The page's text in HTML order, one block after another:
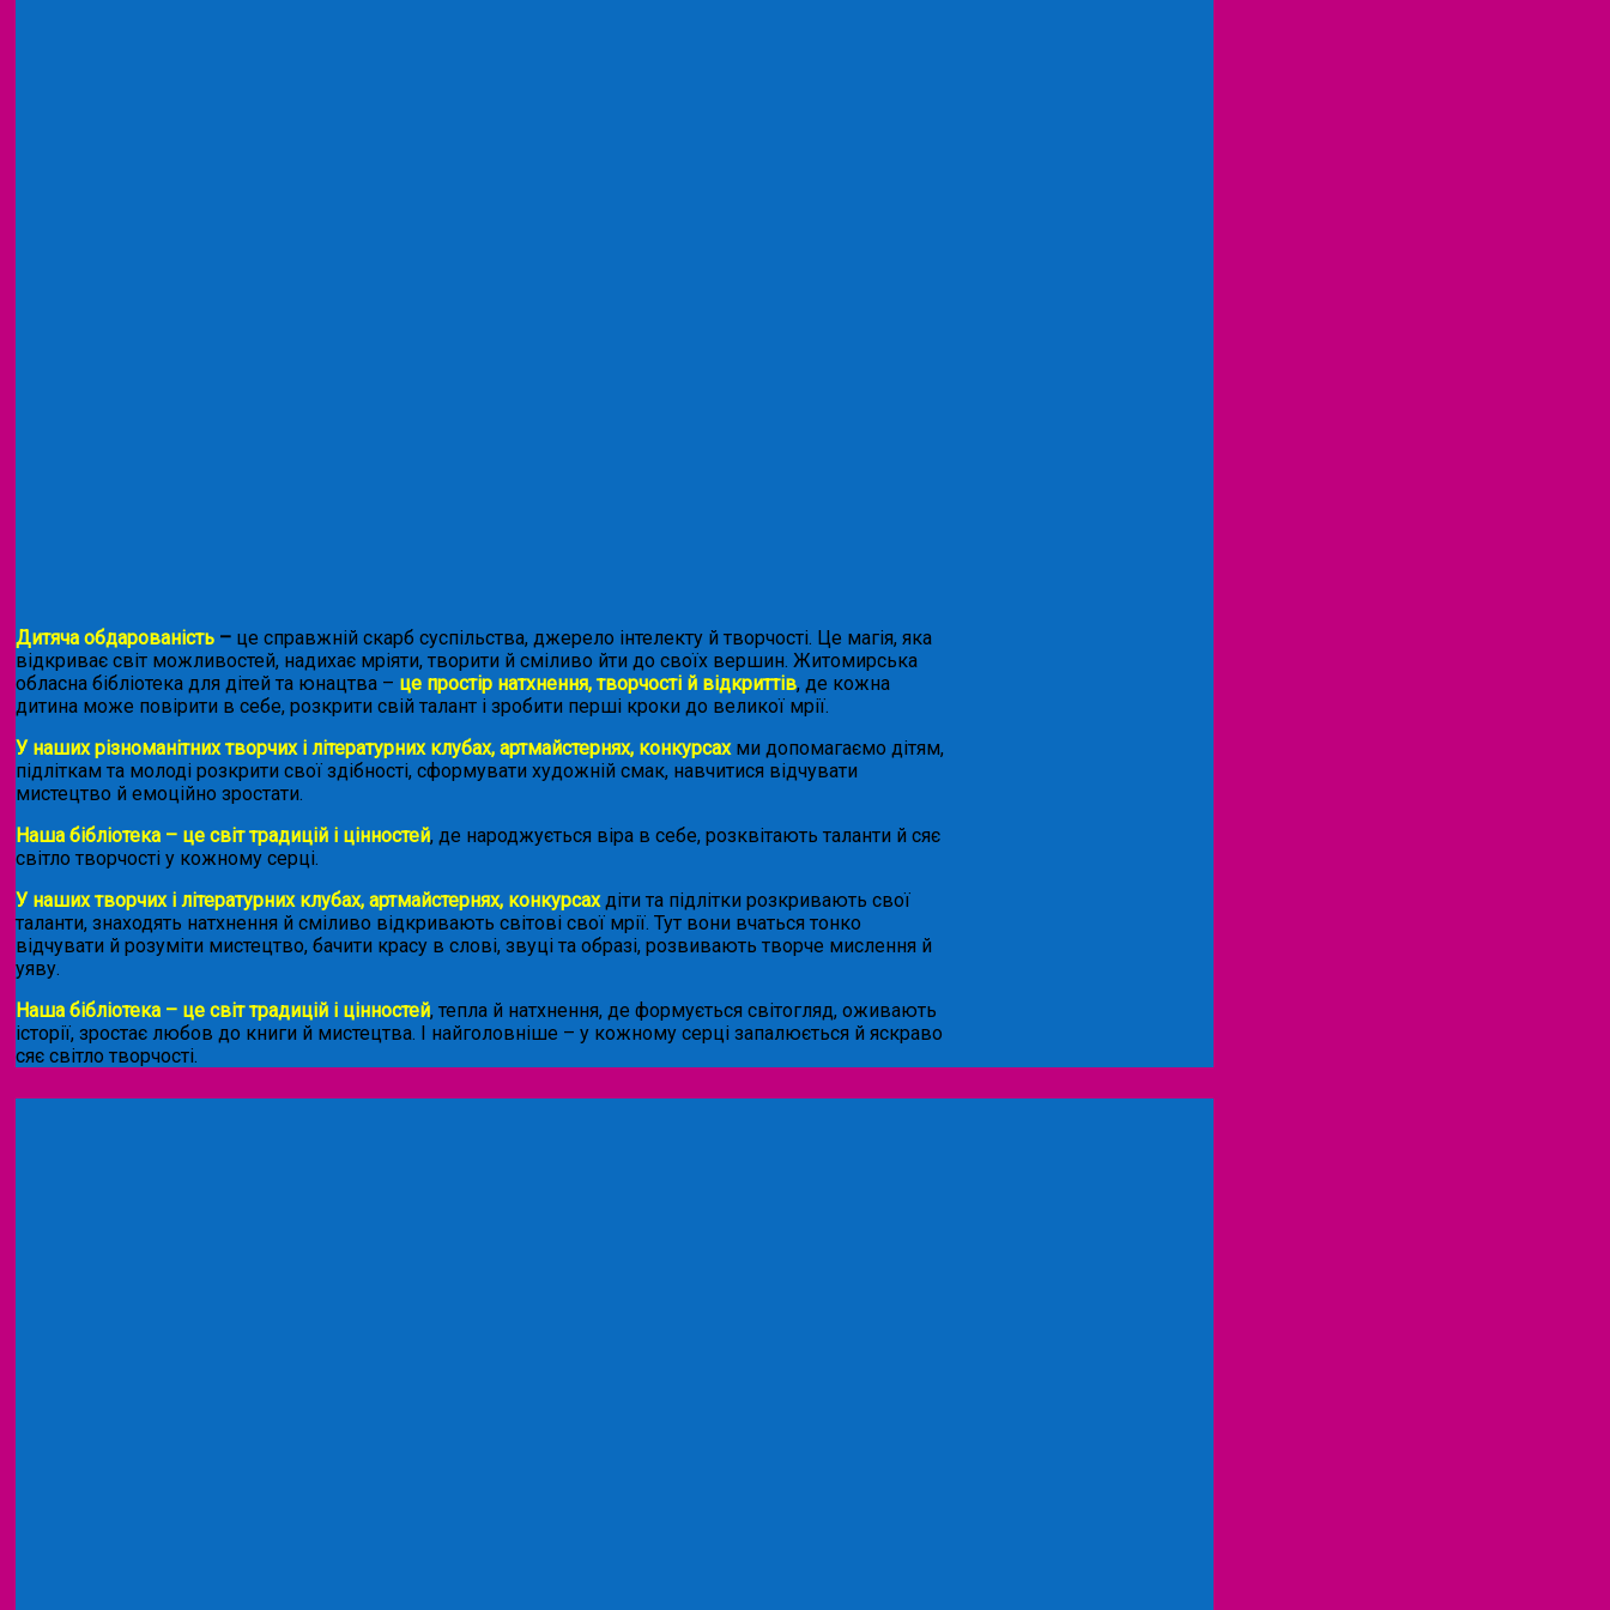
Дитяча обдарованість – це справжній скарб суспільства, джерело інтелекту й творчості. Це магія, яка
відкриває світ можливостей, надихає мріяти, творити й сміливо йти до своїх вершин. Житомирська
обласна бібліотека для дітей та юнацтва – це простір натхнення, творчості й відкриттів, де кожна
дитина може повірити в себе, розкрити свій талант і зробити перші кроки до великої мрії.
У наших різноманітних творчих і літературних клубах, артмайстернях, конкурсахми допомагаємо дітям,
підліткам та молоді розкрити свої здібності, сформувати художній смак, навчитися відчувати
мистецтво й емоційно зростати.
Наша бібліотека – це світ традицій і цінностей, де народжується віра в себе, розквітають таланти й сяє
світло творчості у кожному серці.
У наших творчих і літературних клубах, артмайстернях, конкурсахдіти та підлітки розкривають свої
таланти, знаходять натхнення й сміливо відкривають світові свої мрії. Тут вони вчаться тонко
відчувати й розуміти мистецтво, бачити красу в слові, звуці та образі, розвивають творче мислення й
уяву.
Наша бібліотека – це світ традицій і цінностей, тепла й натхнення, де формується світогляд, оживають
історії, зростає любов до книги й мистецтва. І найголовніше – у кожному серці запалюється й яскраво
сяє світло творчості.